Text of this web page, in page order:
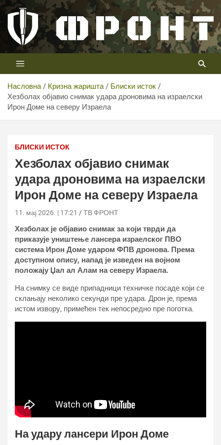
Скип
цонтент
Телевизија ФРОНТ
Први војни канал у Србији
Насловна Кризна жаришта
Блиски исток
Хезболах објавио снимак удара дроновима на израелски
Ирон Доме на северу Израела
БЛИСКИ ИСТОК
Хезболах објавио снимак
удара дроновима на израелски
Ирон Доме на северу Израела
11. мај 2026. | 17:21 ТВ ФРОНТ
Хезболах је објавио снимак за који тврди да
приказује уништење лансера израелског ПВО
система Ирон Доме ударом ФПВ дронова. Према
доступном опису, напад је изведен на војном
положају Џал ал Алам на северу Израела.
На снимку се виде припадници техничке посаде који се
склањају неколико секунди пре удара. Дрон је, према
истом извору, примећен тек непосредно пре поготка.
На удару лансери Ирон Доме